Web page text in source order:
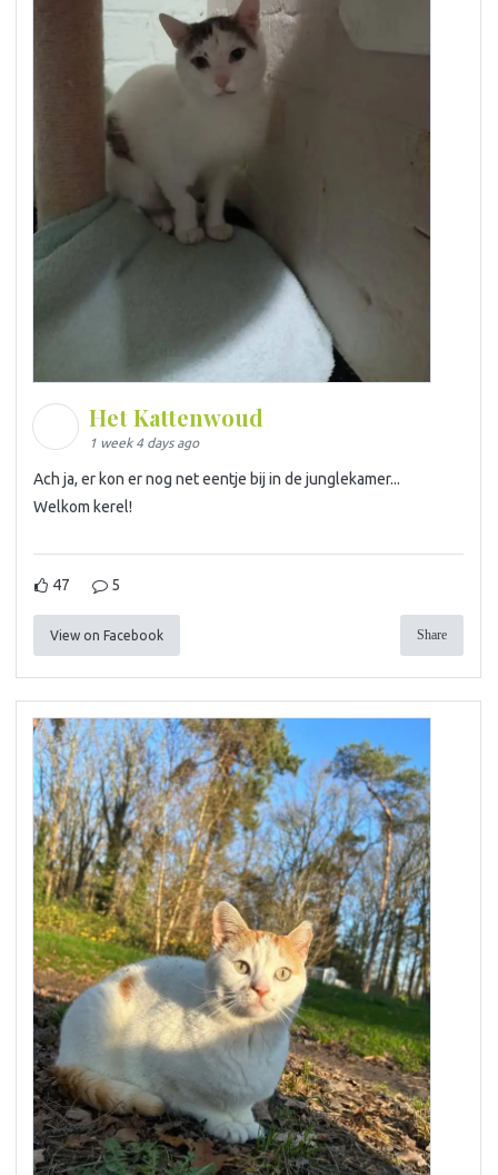
Het Kattenwoud
1 week 4 days ago
Ach ja, er kon er nog net eentje bij in de junglekamer...
Welkom kerel!
47 5
View on Facebook Share